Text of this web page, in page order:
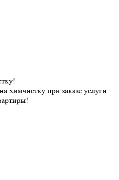
химчистку при заказе услуги